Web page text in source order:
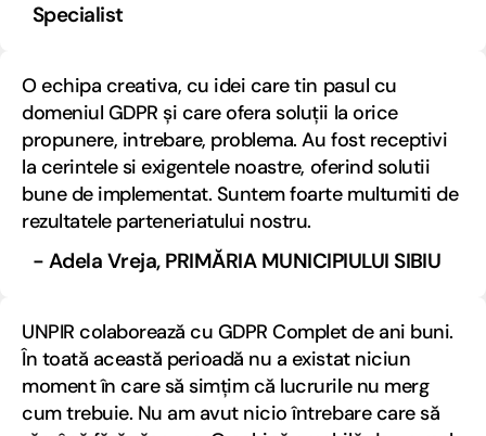
Specialist
O echipa creativa, cu idei care tin pasul cu
domeniul GDPR și care ofera soluții la orice
propunere, intrebare, problema. Au fost receptivi
la cerintele si exigentele noastre, oferind solutii
bune de implementat. Suntem foarte multumiti de
rezultatele parteneriatului nostru.
- Adela Vreja, PRIMĂRIA MUNICIPIULUI SIBIU
UNPIR colaborează cu GDPR Complet de ani buni.
În toată această perioadă nu a existat niciun
moment în care să simțim că lucrurile nu merg
cum trebuie. Nu am avut nicio întrebare care să